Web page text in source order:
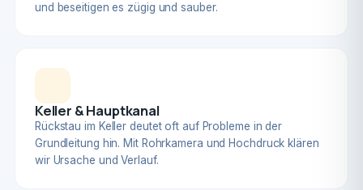
und beseitigen es zügig und sauber.
Keller & Hauptkanal
Rückstau im Keller deutet oft auf Probleme in der
Grundleitung hin. Mit Rohrkamera und Hochdruck klären
wir Ursache und Verlauf.